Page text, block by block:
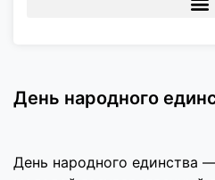
День народного
День народного единства